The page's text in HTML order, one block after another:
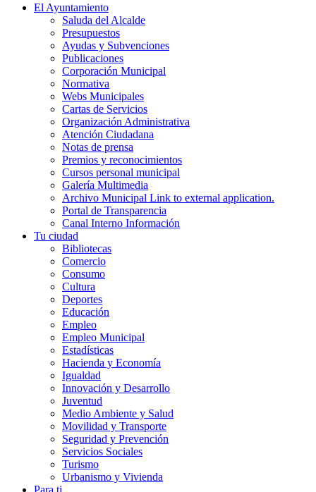
El Ayuntamiento
Saluda del Alcalde
Presupuestos
Ayudas y Subvenciones
Publicaciones
Corporación Municipal
Normativa
Webs Municipales
Cartas de Servicios
Organización Administrativa
Atención Ciudadana
Notas de prensa
Premios y reconocimientos
Cursos personal municipal
Galería Multimedia
Archivo Municipal Link to external application.
Portal de Transparencia
Canal Interno Información
Tu ciudad
Bibliotecas
Comercio
Consumo
Cultura
Deportes
Educación
Empleo
Empleo Municipal
Estadísticas
Hacienda y Economía
Igualdad
Innovación y Desarrollo
Juventud
Medio Ambiente y Salud
Movilidad y Transporte
Seguridad y Prevención
Servicios Sociales
Turismo
Urbanismo y Vivienda
Para ti